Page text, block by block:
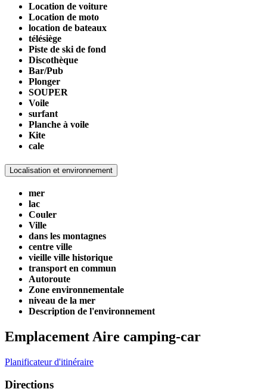
Location de voiture
Location de moto
location de bateaux
télésiège
Piste de ski de fond
Discothèque
Bar/Pub
Plonger
SOUPER
Voile
surfant
Planche à voile
Kite
cale
Localisation et environnement
mer
lac
Couler
Ville
dans les montagnes
centre ville
vieille ville historique
transport en commun
Autoroute
Zone environnementale
niveau de la mer
Description de l'environnement
Emplacement Aire camping-car
Planificateur d'itinéraire
Directions